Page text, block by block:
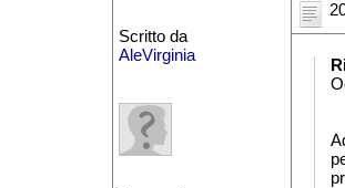
Scritto da
AleVirginia